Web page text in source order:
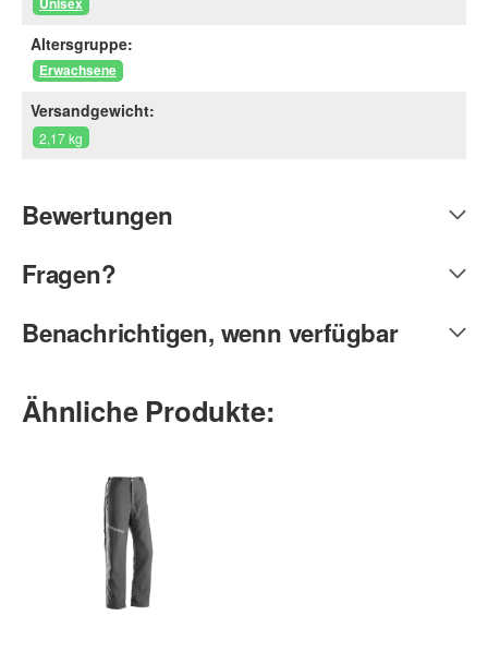
Altersgruppe:
Erwachsene
Versandgewicht:
2,17 kg
Bewertungen
Fragen?
Benachrichtigen, wenn verfügbar
Ähnliche Produkte: